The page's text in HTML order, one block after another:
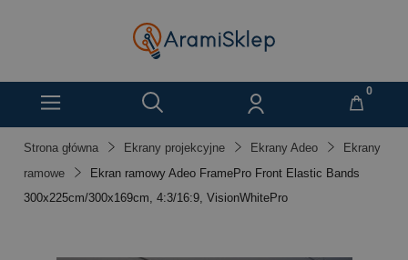
Strona główna Ekrany projekcyjne Ekrany Adeo
Ekrany
ramowe
Ekran ramowy Adeo FramePro Front Elastic Bands
300x225cm/300x169cm, 4:3/16:9, VisionWhitePro